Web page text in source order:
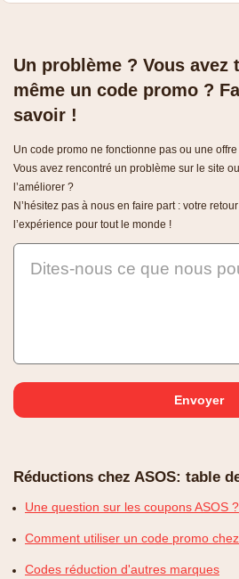
Un problème ? Vous avez
même un code promo ?
savoir !
Un code promo ne fonctionne pas ou une
Vous avez rencontré un problème sur le site
l’améliorer ?
N’hésitez pas à nous en faire part : votre
l’expérience pour tout le monde !
Dites-nous ce que nous
Réductions chez ASOS: table
Une question sur les coupons ASOS ?
Comment utiliser un code promo
Codes réduction d'autres marques